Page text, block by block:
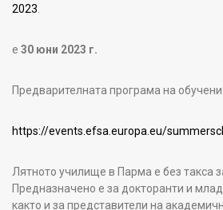
2023
е 30 юни 2023 г.
Предварителната програма на
https://events.efsa.europa.eu/
Лятното училище в Парма е без такса
Предназначено е за докторанти и
както и за представители на